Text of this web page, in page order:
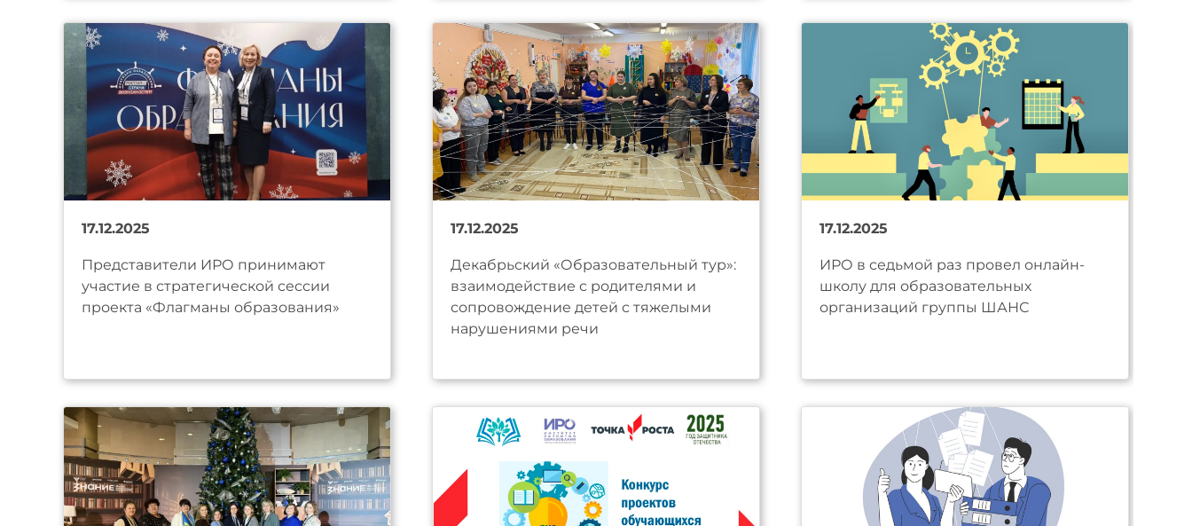
17.12.2025
Представители ИРО принимают
участие в стратегической сессии
проекта «Флагманы образования»
17.12.2025
Декабрьский «Образовательный тур»:
взаимодействие с родителями и
сопровождение детей с тяжелыми
нарушениями речи
17.12.2025
ИРО в седьмой раз провел онлайн-
школу для образовательных
организаций группы ШАНС